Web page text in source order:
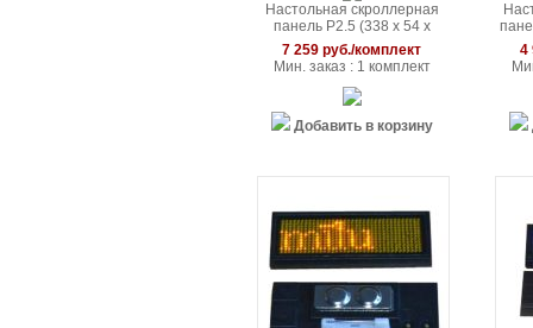
Настольная скроллерная
панель P2.5 (338 x 54 x
15мм)
7 259 руб./комплект
Мин. заказ : 1 комплект
Добавить в корзину
4